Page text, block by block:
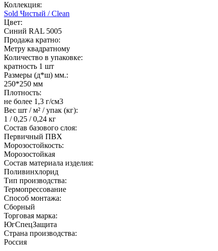
Коллекция:
Sold Чистый / Clean
Цвет:
Синий RAL 5005
Продажа кратно:
Метру квадратному
Количество в упаковке:
кратность 1 шт
Размеры (д*ш) мм.:
250*250 мм
Плотность:
не более 1,3 г/см3
Вес шт / м² / упак (кг):
1 / 0,25 / 0,24 кг
Состав базового слоя:
Первичный ПВХ
Морозостойкость:
Морозостойкая
Состав материала изделия:
Поливинхлорид
Тип производства:
Термопрессование
Способ монтажа:
Сборный
Торговая марка:
ЮгСпецЗащита
Страна производства:
Россия